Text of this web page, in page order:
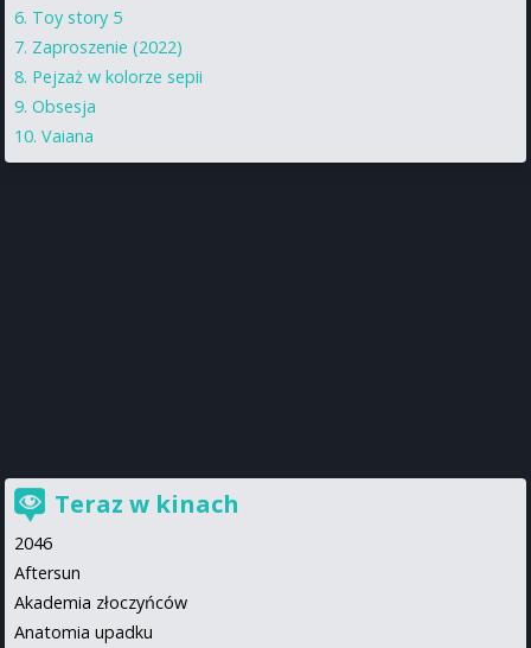
Toy story 5
Zaproszenie (2022)
Pejzaż w kolorze sepii
Obsesja
Vaiana
Teraz w kinach
2046
Aftersun
Akademia złoczyńców
Anatomia upadku